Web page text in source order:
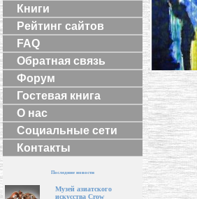
Книги
Рейтинг сайтов
FAQ
Обратная связь
Форум
Гостевая книга
О нас
Социальные сети
Контакты
Последние новости
Музей азиатского
искусства Crow